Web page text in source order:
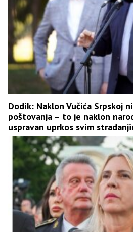
Dodik: Naklon Vučića Srpskoj
poštovanja – to je naklon
uspravan uprkos svim